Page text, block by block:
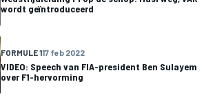
wordt geïntroduceerd
FORMULE 117 feb 2022
VIDEO: Speech van FIA-president Ben Sulayem
over F1-hervorming